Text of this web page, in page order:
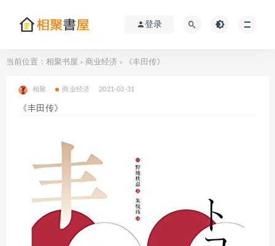
登录
当前位置： 相聚书屋 > 商业经济 > 《丰田传》
相聚 商业经济 2021-03-31
《丰田传》